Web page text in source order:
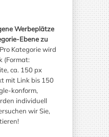
Werbeplätze
Ebene zu
Kategorie wird
(Format:
ca. 150 px
mit Link bis 150
konform,
individuell
wir Sie,